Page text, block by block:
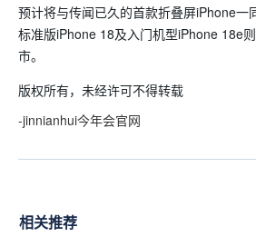
预计将与传闻已久的首款折叠屏iPhone一
标准版iPhone 18及入门机型iPhone 18e
市。
版权所有，未经许可不得转载
-jinnianhui今年会官网
相关推荐